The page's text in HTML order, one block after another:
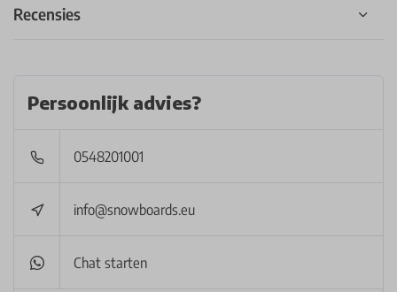
Recensies
Persoonlijk advies?
0548201001
info@snowboards.eu
Chat starten